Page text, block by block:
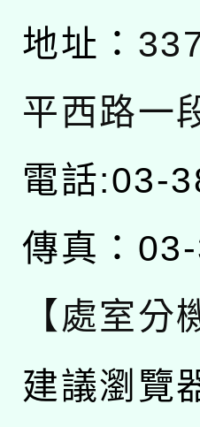
地址：
平西路一
電話:03-
傳真：
【處室分
建議瀏覽